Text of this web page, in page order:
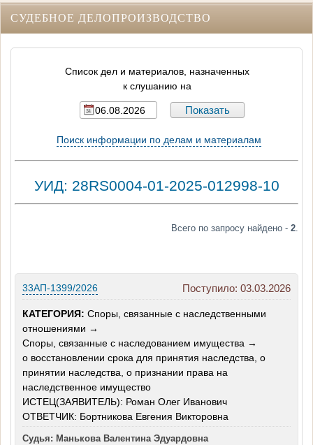
СУДЕБНОЕ ДЕЛОПРОИЗВОДСТВО
Список дел и материалов, назначенных
к слушанию на
Поиск информации по делам и материалам
УИД: 28RS0004-01-2025-012998-10
Всего по запросу найдено - 2.
Поступило: 03.03.2026
33АП-1399/2026
КАТЕГОРИЯ: Споры, связанные с наследственными
отношениями →
Споры, связанные с наследованием имущества →
о восстановлении срока для принятия наследства, о
принятии наследства, о признании права на
наследственное имущество
ИСТЕЦ(ЗАЯВИТЕЛЬ): Роман Олег Иванович
ОТВЕТЧИК: Бортникова Евгения Викторовна
Судья: Манькова Валентина Эдуардовна